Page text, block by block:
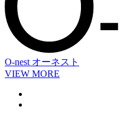
O-nest オーネスト
VIEW MORE